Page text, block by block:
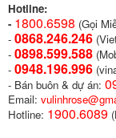
Hotline:
- 1800.6598 (Gọi
- 0868.246.246
- 0898.599.588
- 0948.196.996
- Bán buôn & dự án:
Email:
Hotline: 1900.6089